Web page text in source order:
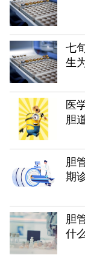
七
生
医
胆
胆
期
胆
什